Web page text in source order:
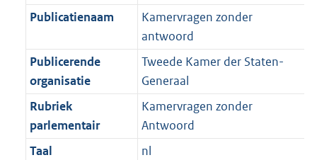
t
a
K
b
2
K
b
Publicatienaam
Kamervragen zonder
antwoord
Publicerende
organisatie
Tweede Kamer der Staten-
Generaal
Rubriek
parlementair
Kamervragen zonder
Antwoord
Taal
nl